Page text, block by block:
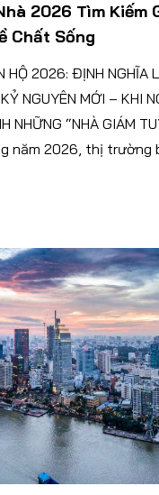
2026 Tìm Kiếm
Chất Sống
HỘ 2026: ĐỊNH NGHĨA
NGUYÊN MỚI – KHI
NHỮNG “NHÀ GIÁM
năm 2026, thị trường